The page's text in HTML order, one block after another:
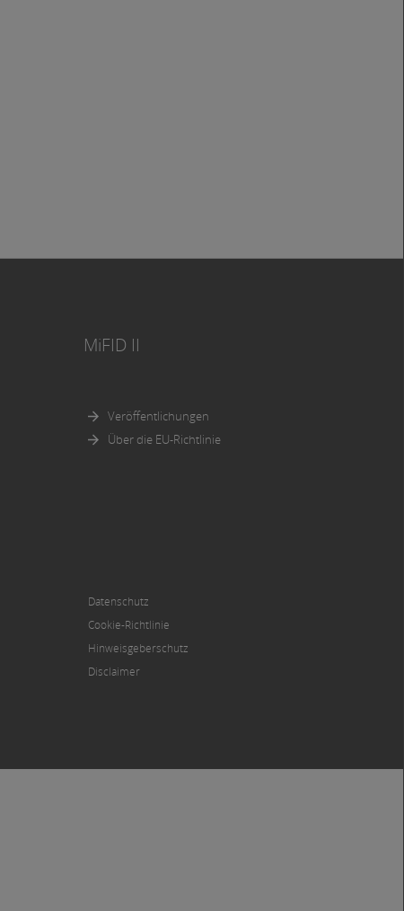
MiFID II
Veröffentlichungen
Über die EU-Richtlinie
Datenschutz
Cookie-Richtlinie
Hinweisgeberschutz
Disclaimer